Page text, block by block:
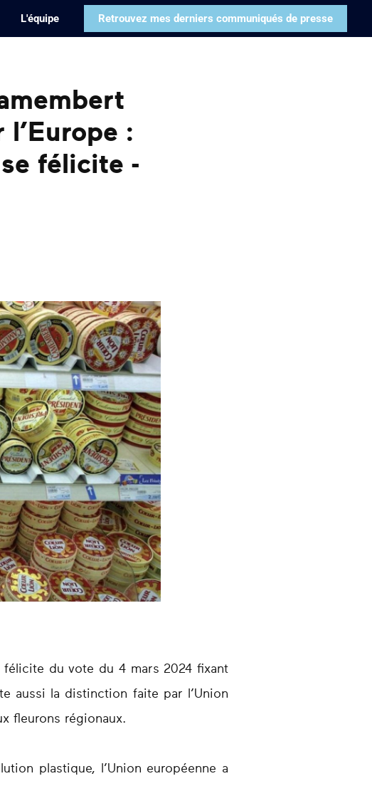
L'équipe Retrouvez mes derniers communiqués de presse
:
félicite -
félicite du vote du 4 mars 2024 fixant
aussi la distinction faite par l’Union
fleurons régionaux.
plastique, l’Union européenne a